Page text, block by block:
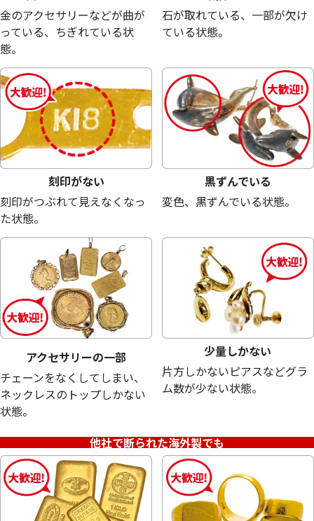
シルバー925 (Sv925) クロムハーツ ペン
ダントトップ
23.2g
参考買取価格
13,200円
シルバー925
18g
参考買取価格
10,300円
シルバー 925(sv925) ティファニー ピアス
9.9g
参考買取価格
シルバー925
ーファット ペンダ
参考買取価格
1,400
金のアクセサリーなどが曲が
っている、ちぎれている状
態。
石が取れている、一部が欠け
ている状態。
刻印がない
刻印がつぶれて見えなくなっ
た状態。
黒ずんでいる
変色、黒ずんでいる状態。
アクセサリーの一部
チェーンをなくしてしまい、
ネックレスのトップしかない
状態。
少量しかない
片方しかないピアスなどグラ
ム数が少ない状態。
他社で断られた海外製でも